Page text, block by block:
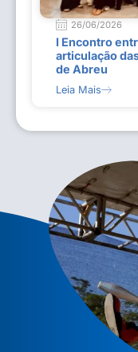
26/06/2026
I Encontro
articulação
de Abreu
Leia Mais